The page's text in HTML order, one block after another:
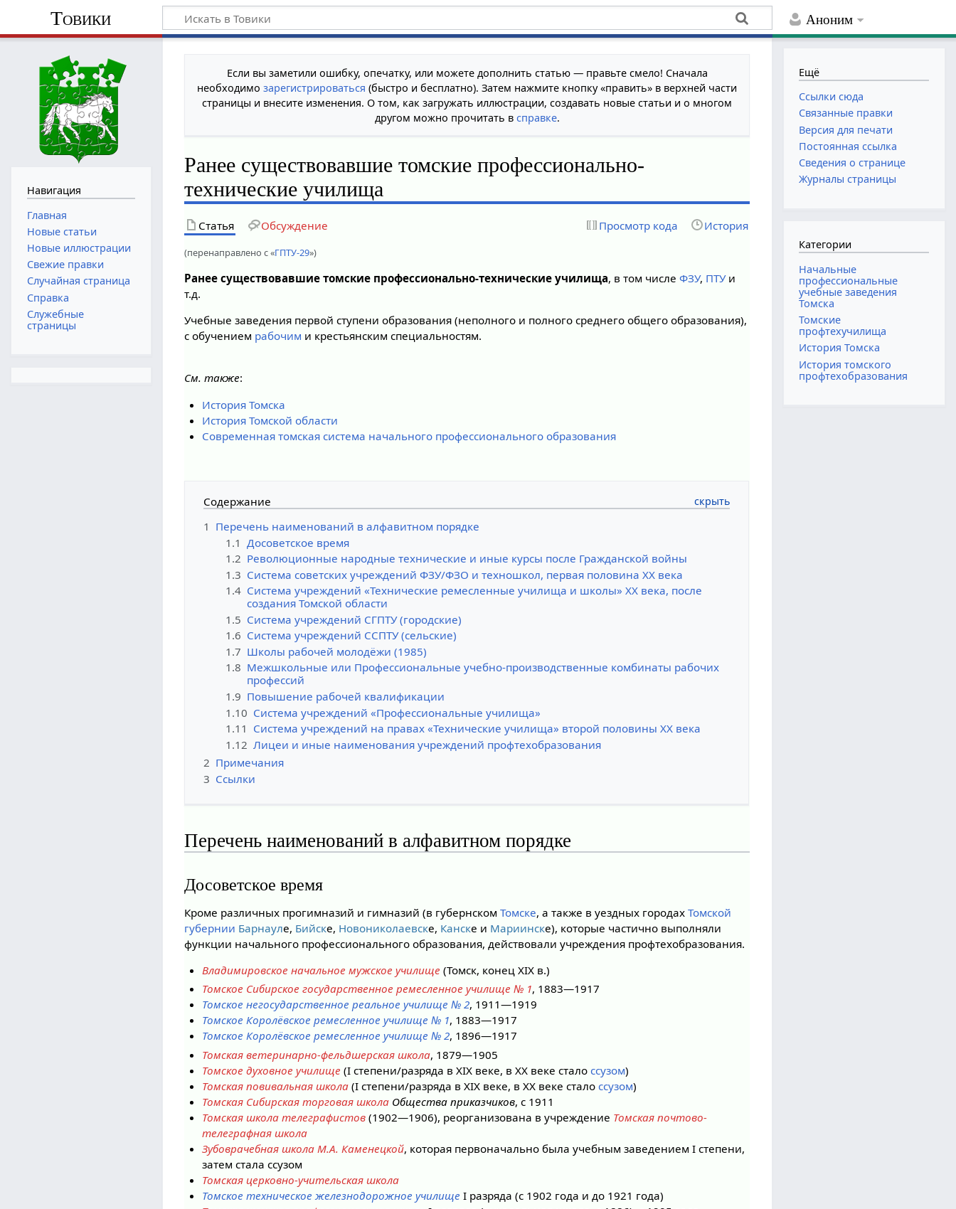
Аноним
Товики
Если вы заметили ошибку, опечатку, или можете дополнить статью — правьте смело! Сначала
необходимозарегистрироваться (быстро и бесплатно). Затем нажмите кнопку «править» в верхней части
страницы и внесите изменения. О том, как загружать иллюстрации, создавать новые статьи и о многом
другом можно прочитать в справке.
Ранее существовавшие томские профессионально-
технические училища
Статья Обсуждение Просмотр кода История
(перенаправлено с «ГПТУ-29»)
Ранее существовавшие томские профессионально-технические училища, в том числеФЗУ, ПТУи
т.д.
Учебные заведения первой ступени образования (неполного и полного среднего общего образования),
с обучением рабочим и крестьянским специальностям.
См. также:
История Томска
История Томской области
Современная томская система начального профессионального образования
Содержание
1 Перечень наименований в алфавитном порядке
1.1 Досоветское время
1.2 Революционные народные технические и иные курсы после Гражданской войны
1.3 Система советских учреждений ФЗУ/ФЗО и техношкол, первая половина XX века
1.4 Система учреждений «Технические ремесленные училища и школы» XX века, после
создания Томской области
1.5 Система учреждений СГПТУ (городские)
1.6 Система учреждений ССПТУ (сельские)
1.7 Школы рабочей молодёжи (1985)
1.8 Межшкольные или Профессиональные учебно-производственные комбинаты рабочих
профессий
1.9 Повышение рабочей квалификации
1.10 Система учреждений «Профессиональные училища»
1.11 Система учреждений на правах «Технические училища» второй половины XX века
1.12 Лицеи и иные наименования учреждений профтехобразования
2 Примечания
3 Ссылки
Перечень наименований в алфавитном порядке
Досоветское время
Кроме различных прогимназий и гимназий (в губернскомТомске, а также в уездных городахТомской
губернии Барнауле, Бийске, Новониколаевске, Канске и Мариинске), которые частично выполняли
функции начального профессионального образования, действовали учреждения профтехобразования.
Владимировское начальное мужское училище (Томск, конец XIX в.)
Томское Сибирское государственное ремесленное училище № 1, 1883—1917
Томское негосударственное реальное училище № 2, 1911—1919
Томское Королёвское ремесленное училище № 1, 1883—1917
Томское Королёвское ремесленное училище № 2, 1896—1917
Томская ветеринарно-фельдшерская школа, 1879—1905
Томское духовное училище (I степени/разряда в XIX веке, в XX веке стало ссузом)
Томская повивальная школа(I степени/разряда в XIX веке, в XX веке стало ссузом)
Томская Сибирская торговая школаОбщества приказчиков, с 1911
Томская школа телеграфистов(1902—1906), реорганизована в учреждение Томская почтово-
телеграфная школа
Зубоврачебная школа М.А. Каменецкой, которая первоначально была учебным заведением I степени,
затем стала ссузом
Томская церковно-учительская школа
Томское техническое железнодорожное училище I разряда (с 1902 года и до 1921 года)
Навигация
Главная
Новые статьи
Новые иллюстрации
Свежие правки
Случайная страница
Справка
Служебные
страницы
Ещё
Ссылки сюда
Связанные правки
Версия для печати
Постоянная ссылка
Сведения о странице
Журналы страницы
Категории
Начальные
профессиональные
учебные заведения
Томска
Томские
профтехучилища
История Томска
История томского
профтехобразования